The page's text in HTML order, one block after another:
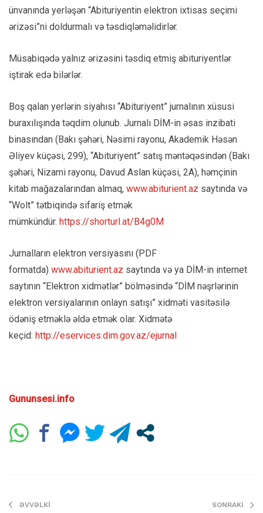
ünvanında yerləşən “Abituri­yentin elektron ixtisas seçimi
ərizəsi”ni doldurmalı və təsdiqləməlidirlər.
Müsabiqədə yalnız ərizəsini təsdiq etmiş abituriyentlər
iştirak edə bilərlər.
Boş qalan yerlərin siyahısı “Abituriyent” jurnalının xüsusi
buraxılışında təqdim olunub. Jurnalı DİM-in əsas inzibati
binasından (Bakı şəhəri, Nəsimi rayonu, Akademik Həsən
Əliyev küçəsi, 299), “Abituriyent” satış məntəqəsindən (Bakı
şəhəri, Nizami rayonu, Davud Aslan küçəsi, 2A), həmçinin
kitab mağazalarından almaq, www.abiturient.az saytında və
“Wolt” tətbiqində sifariş etmək
mümkündür. https://shorturl.at/B4g0M
Jurnalların elektron versiyasını (PDF
formatda) www.abiturient.az saytında və ya DİM-in internet
saytının “Elektron xidmətlər” bölməsində “DİM nəşrlərinin
elektron versiyalarının onlayn satışı” xidməti vasitəsilə
ödəniş etməklə əldə etmək olar. Xidmətə
keçid: http://eservices.dim.gov.az/ejurnal
Gununsesi.info
ƏVVƏLKI SONRAKI